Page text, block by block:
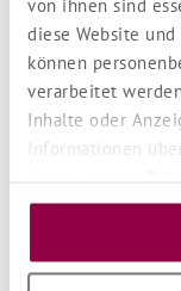
von ihnen sind
diese Website
können
verarbeitet
Inhalte oder
Informationen
Auswahl jederzeit
unserer Website
Nachricht
Newsletter